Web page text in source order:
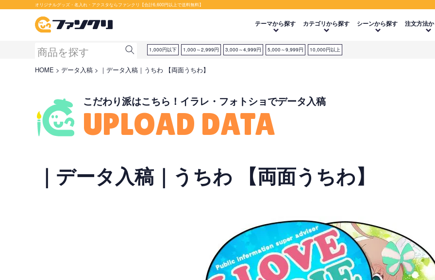
オリジナルグッズ・名入れ・アクスタならファンクリ【合計6,600円以上で送料無料】
テーマから探す カテゴリから探す シーンから探す 注文方法
1,000円以下 1,000～2,999円 3,000～4,999円 5,000～9,999円 10,000円以上
HOME データ入稿 ｜データ入稿｜うちわ 【両面うちわ】
こだわり派はこちら！イラレ・フォトショでデータ入稿
UPLOAD DATA
｜データ入稿｜うちわ 【両面うちわ】